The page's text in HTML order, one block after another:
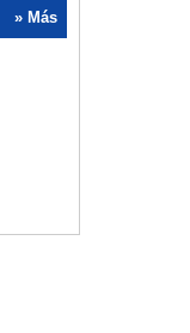
» Más